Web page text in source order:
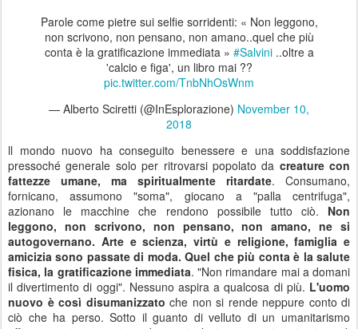
Parole come pietre sui selfie sorridenti: « Non leggono,
non scrivono, non pensano, non amano..quel che più
conta è la gratificazione immediata » #Salvini..oltre a
'calcio e figa', un libro mai ??
pic.twitter.com/TnbNhOsWnm
— Alberto Sciretti (@InEsplorazione) November 10,
2018
ll mondo nuovo ha conseguito benessere e una soddisfazione
pressoché generale solo per ritrovarsi popolato da creature con
fattezze umane, ma spiritualmente ritardate. Consumano,
fornicano, assumono "soma", giocano a "palla centrifuga",
azionano le macchine che rendono possibile tutto ciò. Non
leggono, non scrivono, non pensano, non amano, ne si
autogovernano. Arte e scienza, virtù e religione, famiglia e
amicizia sono passate di moda. Quel che più conta è la salute
fisica, la gratificazione immediata. "Non rimandare mai a domani
il divertimento di oggi". Nessuno aspira a qualcosa di più. L'uomo
nuovo è così disumanizzato che non si rende neppure conto di
ciò che ha perso. Sotto il guanto di velluto di un umanitarismo